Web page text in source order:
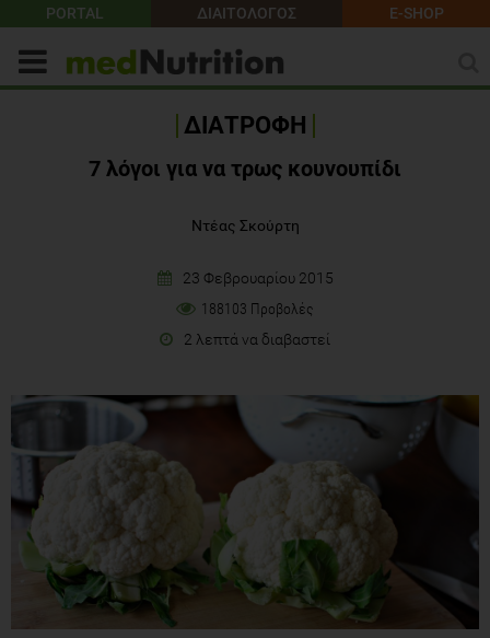
PORTAL ΔΙΑΙΤΟΛΟΓΟΣ E-SHOP
ΔΙΑΤΡΟΦΗ
7 λόγοι για να τρως κουνουπίδι
Ντέας Σκούρτη
23 Φεβρουαρίου 2015
188103 Προβολές
2 λεπτά να διαβαστεί